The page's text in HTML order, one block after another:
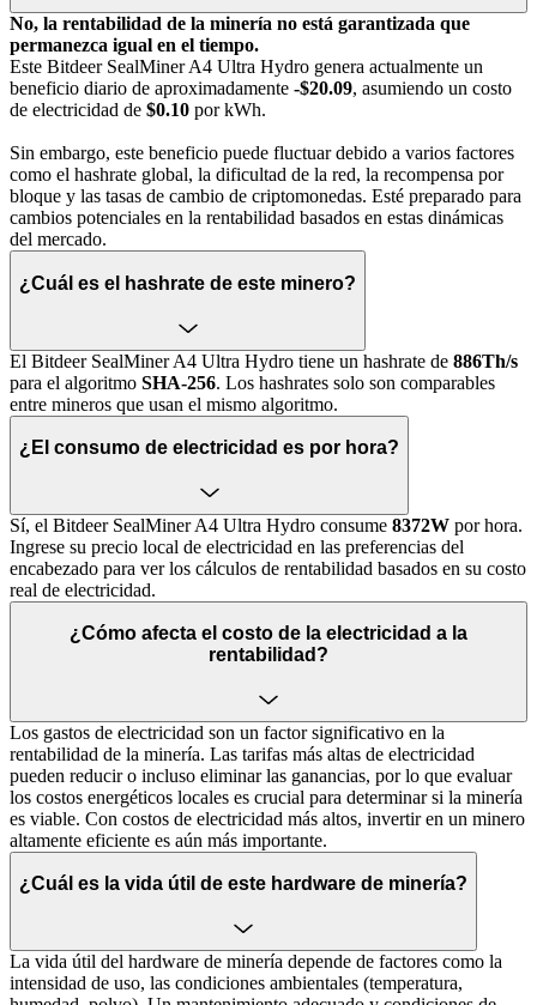
No, la rentabilidad de la minería no está garantizada que
permanezca igual en el tiempo.
Este Bitdeer SealMiner A4 Ultra Hydro genera actualmente un
beneficio diario de aproximadamente -$20.09, asumiendo un costo
de electricidad de $0.10 por kWh.
Sin embargo, este beneficio puede fluctuar debido a varios factores
como el hashrate global, la dificultad de la red, la recompensa por
bloque y las tasas de cambio de criptomonedas. Esté preparado para
cambios potenciales en la rentabilidad basados en estas dinámicas
del mercado.
¿Cuál es el hashrate de este minero?
El Bitdeer SealMiner A4 Ultra Hydro tiene un hashrate de 886Th/s
para el algoritmo SHA-256. Los hashrates solo son comparables
entre mineros que usan el mismo algoritmo.
¿El consumo de electricidad es por hora?
Sí, el Bitdeer SealMiner A4 Ultra Hydro consume 8372W por hora.
Ingrese su precio local de electricidad en las preferencias del
encabezado para ver los cálculos de rentabilidad basados en su costo
real de electricidad.
¿Cómo afecta el costo de la electricidad a la
rentabilidad?
Los gastos de electricidad son un factor significativo en la
rentabilidad de la minería. Las tarifas más altas de electricidad
pueden reducir o incluso eliminar las ganancias, por lo que evaluar
los costos energéticos locales es crucial para determinar si la minería
es viable. Con costos de electricidad más altos, invertir en un minero
altamente eficiente es aún más importante.
¿Cuál es la vida útil de este hardware de minería?
La vida útil del hardware de minería depende de factores como la
intensidad de uso, las condiciones ambientales (temperatura,